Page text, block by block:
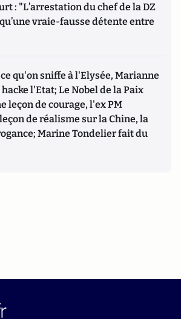
: "L’arrestation du chef de la DZ
vraie-fausse détente entre
qu'on sniffe à l'Elysée, Marianne
l'Etat; Le Nobel de la Paix
leçon de courage, l'ex PM
de réalisme sur la Chine, la
Marine Tondelier fait du